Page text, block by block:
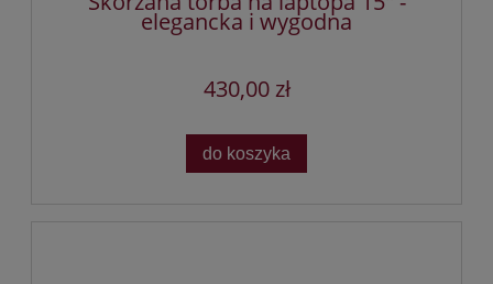
elegancka i wygodna
430,00 zł
do koszyka